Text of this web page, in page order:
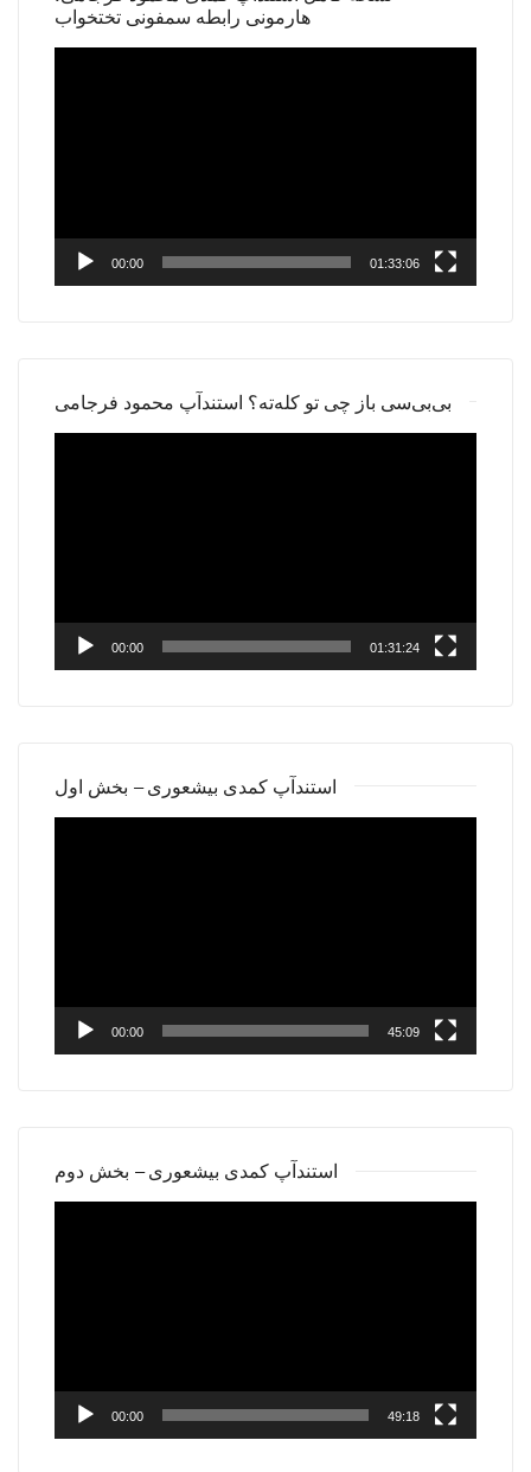
هارمونی رابطه سمفونی تختخواب
00:00 01:33:06
بی‌بی‌سی باز چی تو کله‌ته؟ استندآپ محمود فرجامی
00:00 01:31:24
استندآپ کمدی بیشعوری – بخش اول
00:00 45:09
استندآپ کمدی بیشعوری – بخش دوم
00:00 49:18